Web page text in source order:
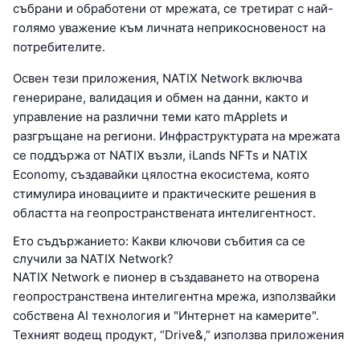
събрани и обработени от мрежата, се третират с най-
голямо уважение към личната неприкосновеност на
потребителите.
Освен тези приложения, NATIX Network включва
генериране, валидация и обмен на данни, както и
управление на различни теми като mApplets и
разгръщане на региони. Инфраструктурата на мрежата
се поддържа от NATIX възли, iLands NFTs и NATIX
Economy, създавайки цялостна екосистема, която
стимулира иновациите и практическите решения в
областта на геопространствената интелигентност.
Ето съдържанието: Какви ключови събития са се
случили за NATIX Network?
NATIX Network е пионер в създаването на отворена
геопространствена интелигентна мрежа, използвайки
собствена AI технология и "Интернет на камерите".
Техният водещ продукт, “Drive&,” използва приложения